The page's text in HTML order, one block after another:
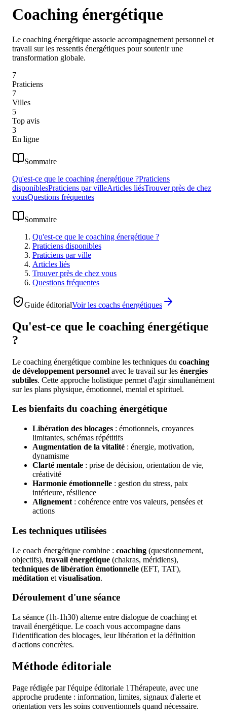
Coaching énergétique
Le coaching énergétique associe accompagnement personnel et
travail sur les ressentis énergétiques pour soutenir une
transformation globale.
7
Praticiens
7
Villes
5
Top avis
3
En ligne
Sommaire
Qu'est-ce que le coaching énergétique ?Praticiens
disponiblesPraticiens par villeArticles liésTrouver près de chez
vousQuestions fréquentes
Sommaire
Qu'est-ce que le coaching énergétique ?
Praticiens disponibles
Praticiens par ville
Articles liés
Trouver près de chez vous
Questions fréquentes
Guide éditorialVoir les coachs énergétiques
Qu'est-ce que le coaching énergétique
?
Le coaching énergétique combine les techniques du coaching
de développement personnel avec le travail sur les énergies
subtiles. Cette approche holistique permet d'agir simultanément
sur les plans physique, émotionnel, mental et spirituel.
Les bienfaits du coaching énergétique
Libération des blocages : émotionnels, croyances
limitantes, schémas répétitifs
Augmentation de la vitalité : énergie, motivation,
dynamisme
Clarté mentale : prise de décision, orientation de vie,
créativité
Harmonie émotionnelle : gestion du stress, paix
intérieure, résilience
Alignement : cohérence entre vos valeurs, pensées et
actions
Les techniques utilisées
Le coach énergétique combine : coaching (questionnement,
objectifs), travail énergétique (chakras, méridiens),
techniques de libération émotionnelle (EFT, TAT),
méditation et visualisation.
Déroulement d'une séance
La séance (1h-1h30) alterne entre dialogue de coaching et
travail énergétique. Le coach vous accompagne dans
l'identification des blocages, leur libération et la définition
d'actions concrètes.
Méthode éditoriale
Page rédigée par l'équipe éditoriale 1Thérapeute, avec une
approche prudente : information, limites, signaux d'alerte et
orientation vers les soins conventionnels quand nécessaire.